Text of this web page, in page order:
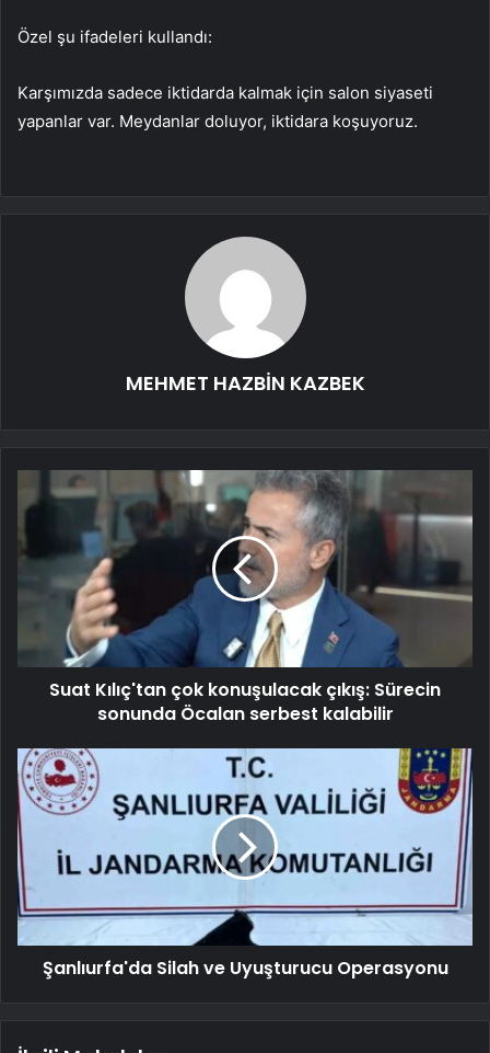
Özel şu ifadeleri kullandı:
Karşımızda sadece iktidarda kalmak için salon siyaseti
yapanlar var. Meydanlar doluyor, iktidara koşuyoruz.
MEHMET HAZBİN KAZBEK
Suat Kılıç'tan çok konuşulacak çıkış: Sürecin
sonunda Öcalan serbest kalabilir
Şanlıurfa'da Silah ve Uyuşturucu Operasyonu